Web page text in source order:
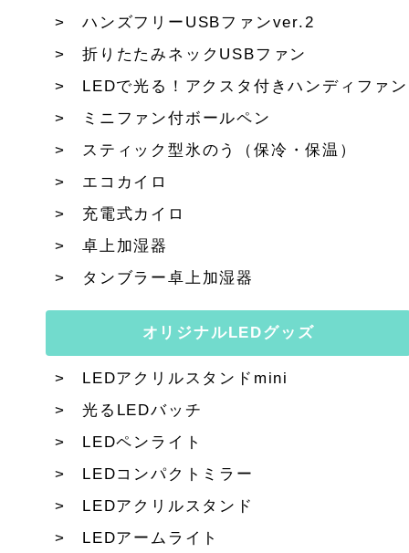
ハンズフリーUSBファンver.2
折りたたみネックUSBファン
LEDで光る！アクスタ付きハンディファン
ミニファン付ボールペン
スティック型氷のう（保冷・保温）
エコカイロ
充電式カイロ
卓上加湿器
タンブラー卓上加湿器
オリジナルLEDグッズ
LEDアクリルスタンドmini
光るLEDバッチ
LEDペンライト
LEDコンパクトミラー
LEDアクリルスタンド
LEDアームライト